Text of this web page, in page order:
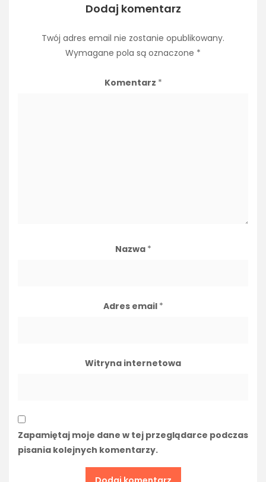
Dodaj komentarz
Twój adres email nie zostanie opublikowany.
Wymagane pola są oznaczone *
Komentarz *
Nazwa *
Adres email *
Witryna internetowa
Zapamiętaj moje dane w tej przeglądarce podczas
pisania kolejnych komentarzy.